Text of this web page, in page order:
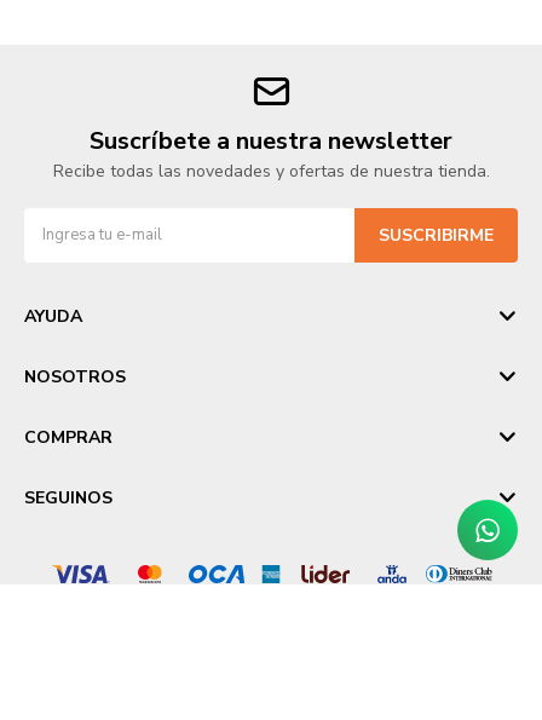
Suscríbete a nuestra newsletter
Recibe todas las novedades y ofertas de nuestra tienda.
SUSCRIBIRME
AYUDA
NOSOTROS
COMPRAR
SEGUINOS